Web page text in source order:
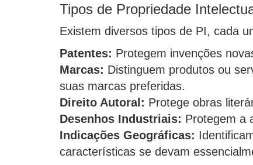
Tipos de Propriedade
Existem diversos tipos de PI, cada
Patentes: Protegem invenções
Marcas: Distinguem produtos ou
suas marcas preferidas.
Direito Autoral: Protege obras
Desenhos Industriais: Protegem a
Indicações Geográficas:
características se devam